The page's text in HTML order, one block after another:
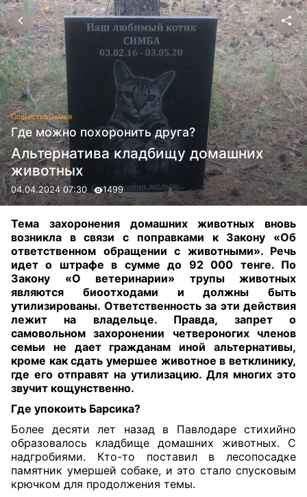
ОбществоСемья
Где можно похоронить друга?
Альтернатива кладбищу домашних
животных
04.04.2024 07:30 1499
Тема захоронения домашних животных вновь
возникла в связи с поправками к Закону «Об
ответственном обращении с животными». Речь
идет о штрафе в сумме до 92 000 тенге. По
Закону «О ветеринарии» трупы животных
являются биоотходами и должны быть
утилизированы. Ответственность за эти действия
лежит на владельце. Правда, запрет о
самовольном захоронении четвероногих членов
семьи не дает гражданам иной альтернативы,
кроме как сдать умершее животное в ветклинику,
где его отправят на утилизацию. Для многих это
звучит кощунственно.
Где упокоить Барсика?
Более десяти лет назад в Павлодаре стихийно
образовалось кладбище домашних животных. С
надгробиями. Кто-то поставил в лесопосадке
памятник умершей собаке, и это стало спусковым
крючком для продолжения темы.